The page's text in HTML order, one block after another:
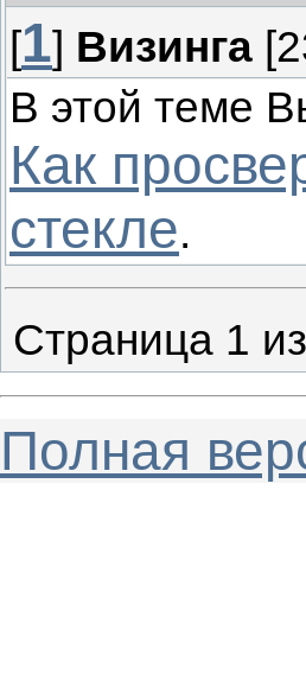
[1] Визинга
В этой теме
Как
стекле.
Страница 1 из
Полная